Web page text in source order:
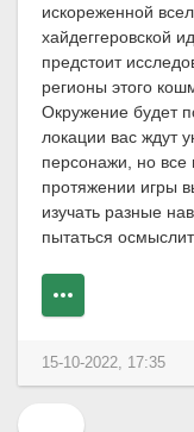
искореженной
хайдеггеровской
предстоит
регионы этого
Окружение будет
локации вас ждут
персонажи, но
протяжении игры
изучать разные
пытаться
15-10-2022, 17:35